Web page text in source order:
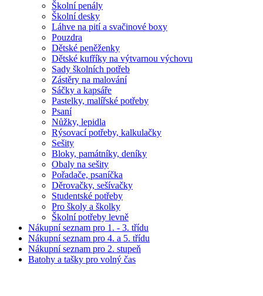
Školní penály
Školní desky
Láhve na pití a svačinové boxy
Pouzdra
Dětské peněženky
Dětské kufříky na výtvarnou výchovu
Sady školních potřeb
Zástěry na malování
Sáčky a kapsáře
Pastelky, malířské potřeby
Psaní
Nůžky, lepidla
Rýsovací potřeby, kalkulačky
Sešity
Bloky, památníky, deníky
Obaly na sešity
Pořadače, psaníčka
Děrovačky, sešívačky
Studentské potřeby
Pro školy a školky
Školní potřeby levně
Nákupní seznam pro 1. - 3. třídu
Nákupní seznam pro 4. a 5. třídu
Nákupní seznam pro 2. stupeň
Batohy a tašky pro volný čas